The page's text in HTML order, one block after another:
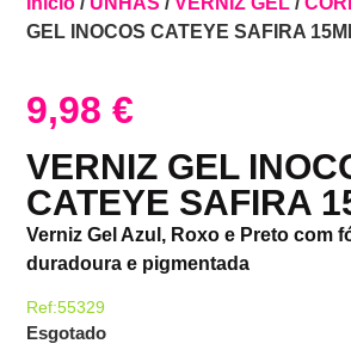
GEL INOCOS CATEYE SAFIRA
9,98€
VERNIZ GEL
CATEYE SAFIRA
Verniz Gel Azul, Roxo e Preto com
duradoura e pigmentada
Ref:55329
Esgotado